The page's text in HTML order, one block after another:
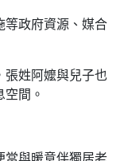
等政府資源、媒合
張姓阿嬤與兒子也
間。
當與暖意伴獨居老